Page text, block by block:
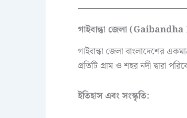
গাইবান্ধা জেলা
গাইবান্ধা জেলা বাংলাদেশের
প্রতিটি গ্রাম ও শহর নদী দ্বারা
ইতিহাস এবং সংস্কৃতি: